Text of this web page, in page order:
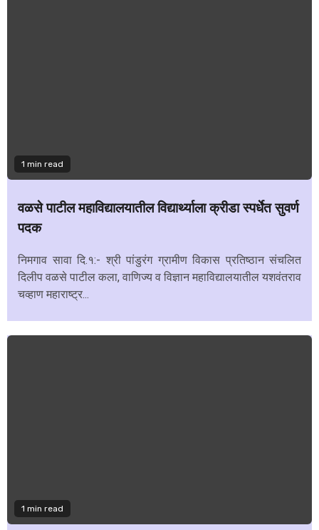
1 min read
वळसे पाटील महाविद्यालयातील विद्यार्थ्याला क्रीडा स्पर्धेत सुवर्ण
पदक
निमगाव सावा दि.१:- श्री पांडुरंग ग्रामीण विकास प्रतिष्ठान संचलित
दिलीप वळसे पाटील कला, वाणिज्य व विज्ञान महाविद्यालयातील यशवंतराव
चव्हाण महाराष्ट्र...
1 min read